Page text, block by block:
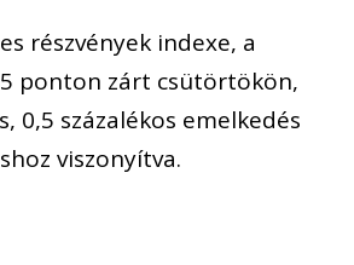
részvények indexe, a
ponton zárt csütörtökön,
0,5 százalékos emelkedés
viszonyítva.